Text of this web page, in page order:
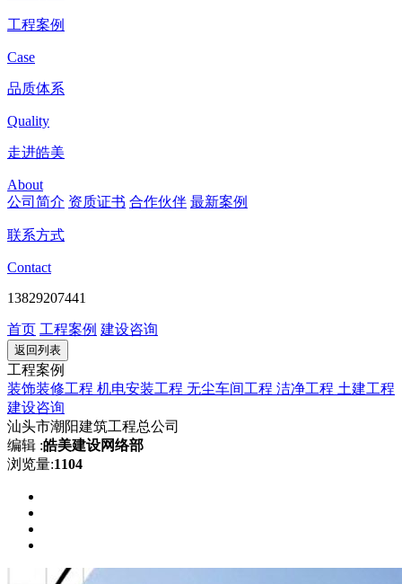
工程案例
Case
品质体系
Quality
走进皓美
About
公司简介 资质证书 合作伙伴 最新案例
联系方式
Contact
13829207441
首页 工程案例 建设咨询
返回列表
工程案例
装饰装修工程 机电安装工程 无尘车间工程 洁净工程 土建工程
建设咨询
汕头市潮阳建筑工程总公司
编辑 :皓美建设网络部
浏览量:1104